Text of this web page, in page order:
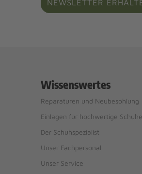
NEWSLETTER
Wissenswertes
Reparaturen und Neubesohlung
Einlagen für hochwertige Schuhe
Der Schuhspezialist
Unser Fachpersonal
Unser Service